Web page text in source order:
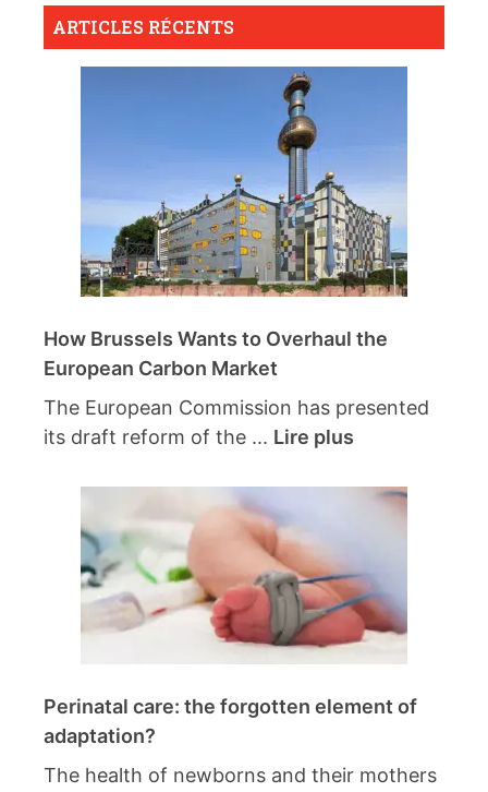
ARTICLES RÉCENTS
How Brussels Wants to Overhaul the
European Carbon Market
The European Commission has presented
its draft reform of the ... Lire plus
Perinatal care: the forgotten element of
adaptation?
The health of newborns and their mothers